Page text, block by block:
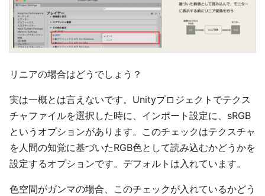
リニアの場合はどうでしょう？
実は一概とは言えないです。Unityプロジェクトでテクス
チャファイルを選択した時に、インポート設定に、sRGB
というオプションがあります。このチェックはテクスチャ
を人間の知覚に基づいたRGB色として読み込むかどうかを
設定するオプションです。デフォルトは入れています。
色空間がガンマの場合、このチェックが入れているかどう